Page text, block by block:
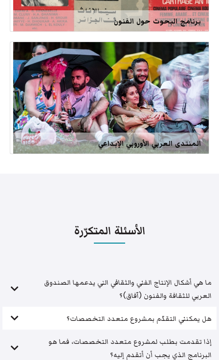
برنامج البحوث حول الفنون
المنتدى العربي الأوروبي الإبداعي
الأسئلة المتكرّرة
ما هي أشكال الإنتاج الفني والثقافي التي يدعمها الصندوق
العربي للثقافة والفنون (آفاق)؟
هل يمكنني التقدّم بمشروع متعدد التخصصات؟
إذا تقدمت بطلب لمشروع متعدد التخصصات، فما هو
البرنامج الذي يجب أن أتقدم إليه؟